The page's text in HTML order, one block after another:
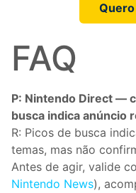
FAQ
P: Nintendo Direct —
busca indica anúncio
R: Picos de busca
temas, mas não
Antes de agir, valide
Nintendo News),